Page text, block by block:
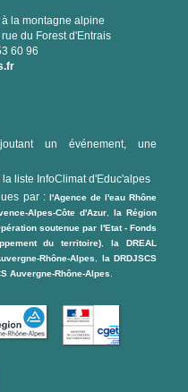
la montagne alpine
du Forest d'Entrais
60 96
un événement, une
liste InfoClimat d'Educ'alpes
par : l'Agence de l'eau Rhône
Alpes-Côte d'Azur ,la Région
soutenue par l'Etat - Fonds
du territoire) ,la DREAL
Rhône-Alpes
la DRDJSCS
Auvergne-Rhône-Alpes